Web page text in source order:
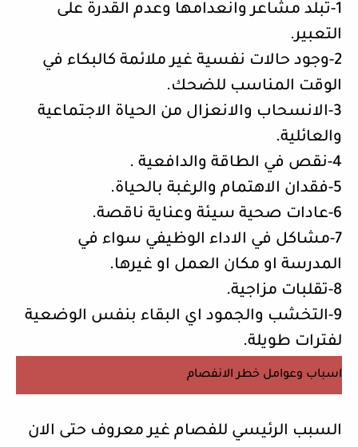
1-تبلد مشاعر وانعدامها وعدم القدرة على
التعبير.
2-وجود حالات نفسية غير ملائمة كالبكاء في
الوقت المناسب للضحك.
3-الانسحاب والانعزال من الحياة الاجتماعية
والعائلية.
4-نقص في الطاقة والدافعية .
5-فقدان الاهتمام والرغبة بالحياة.
6-عادات صحية سيئة وعناية ناقصة.
7-مشاكل في الاداء الوظيفي سواء في
المدرسة او مكان العمل او غيرها.
8-تقلبات مزاجية.
9-التخشب والجمود اي البقاء بنفس الوضعية
لفترات طويلة.
اسباب وعوامل خطر الانفصام
السبب الرئيسي للفصام غير معروف حتى الان